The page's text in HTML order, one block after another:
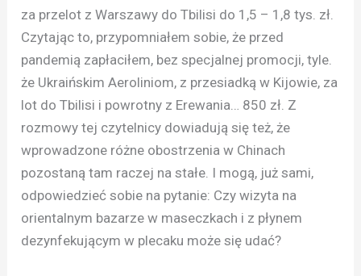
za przelot z Warszawy do Tbilisi do 1,5 – 1,8 tys. zł.
Czytając to, przypomniałem sobie, że przed
pandemią zapłaciłem, bez specjalnej promocji, tyle.
że Ukraińskim Aeroliniom, z przesiadką w Kijowie, za
lot do Tbilisi i powrotny z Erewania… 850 zł. Z
rozmowy tej czytelnicy dowiadują się też, że
wprowadzone różne obostrzenia w Chinach
pozostaną tam raczej na stałe. I mogą, już sami,
odpowiedzieć sobie na pytanie: Czy wizyta na
orientalnym bazarze w maseczkach i z płynem
dezynfekującym w plecaku może się udać?